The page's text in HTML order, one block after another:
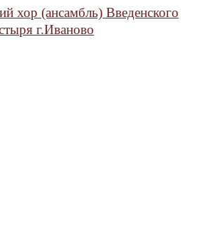
хор (ансамбль) Введенского
г.Иваново